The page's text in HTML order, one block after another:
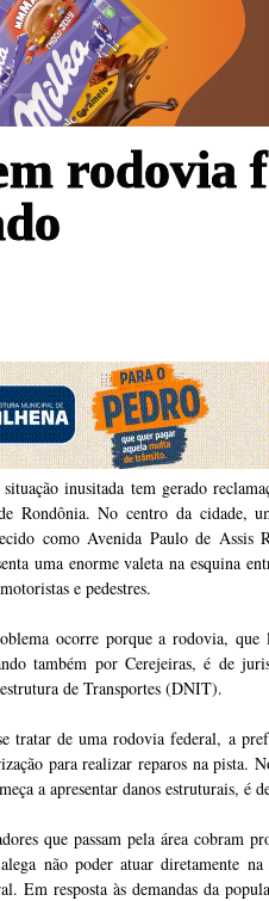
rodovia
inusitada tem gerado
Rondônia. No centro da cidade,
como Avenida Paulo de Assis
uma enorme valeta na esquina
e pedestres.
ocorre porque a rodovia, que
também por Cerejeiras, é de
de Transportes (DNIT).
tratar de uma rodovia federal, a
para realizar reparos na pista.
a apresentar danos estruturais, é
que passam pela área cobram
não poder atuar diretamente
Em resposta às demandas da